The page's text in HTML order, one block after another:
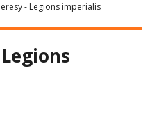
- Legions imperialis